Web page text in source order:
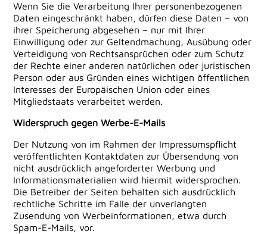
Wenn Sie die Verarbeitung Ihrer personenbezogenen
Daten eingeschränkt haben, dürfen diese Daten – von
ihrer Speicherung abgesehen – nur mit Ihrer
Einwilligung oder zur Geltendmachung, Ausübung oder
Verteidigung von Rechtsansprüchen oder zum Schutz
der Rechte einer anderen natürlichen oder juristischen
Person oder aus Gründen eines wichtigen öffentlichen
Interesses der Europäischen Union oder eines
Mitgliedstaats verarbeitet werden.
Widerspruch gegen Werbe-E-Mails
Der Nutzung von im Rahmen der Impressumspflicht
veröffentlichten Kontaktdaten zur Übersendung von
nicht ausdrücklich angeforderter Werbung und
Informationsmaterialien wird hiermit widersprochen.
Die Betreiber der Seiten behalten sich ausdrücklich
rechtliche Schritte im Falle der unverlangten
Zusendung von Werbeinformationen, etwa durch
Spam-E-Mails, vor.